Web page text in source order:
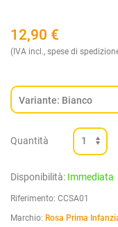
12,90 €
(IVA incl., spese di
Quantità
Disponibilità: Immediata
Riferimento: CCSA01
Marchio: Rosa Prima